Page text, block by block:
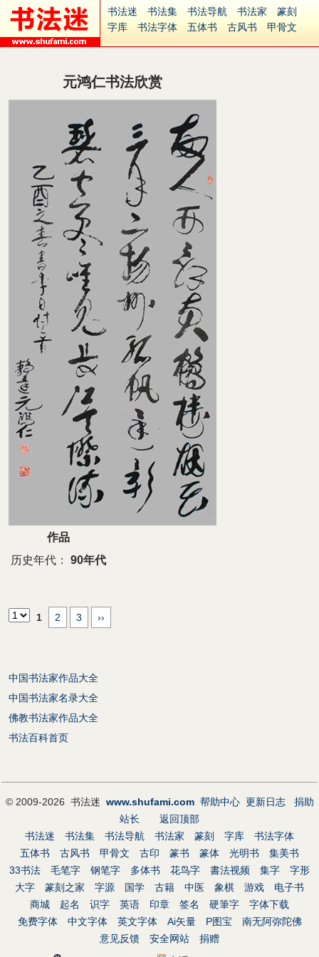
书法迷 书法集 书法导航 书法家
篆刻
字库
书法字体 五体书 古风书
甲骨文
集字
字形
古籍
中医
字体下载
免费字体
Ai矢量
P图宝 南无阿弥陀佛
安全网站
捐赠 繁體版
元鸿仁书法欣赏
作品
历史年代：
90年代
1 2 3 ››
中国书法家作品大全
中国书法家名录大全
佛教书法家作品大全
书法百科首页
© 2009-2026 书法迷 www.shufami.com 帮助中心 更新日志
捐助
站长
返回顶部
书法迷
书法集 书法导航 书法家 篆刻 字库
书法字体
五体书
古风书 甲骨文 古印 篆书 篆体 光明书
集美书
33书法
毛笔字 钢笔字 多体书 花鸟字 書法视频 集字
字形
大字
篆刻之家 字源 国学 古籍 中医 象棋 游戏
电子书
商城
起名 识字 英语 印章 签名 硬筆字
字体下载
免费字体
中文字体 英文字体 Ai矢量 P图宝
南无阿弥陀佛
意见反馈
安全网站
捐赠